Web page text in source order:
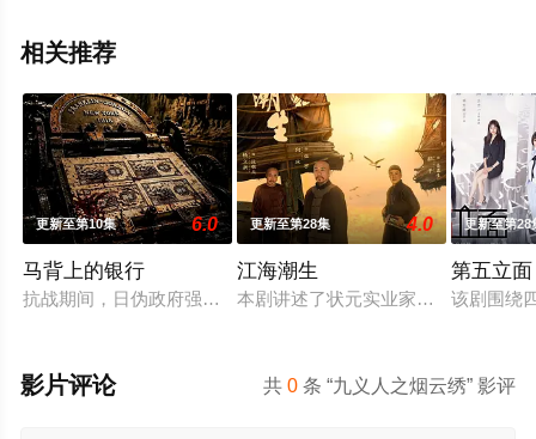
相关推荐
更新至第10集 6.0
马背上的银行
抗战期间，日伪政府强行推广、使用由“中国准备银行”发行的伪
更新至第28集 4.0
江海潮生
本剧讲述了状元实业家张謇创办大生
更新至第28
第五立面
该剧围绕
共0 条 “九义人之烟云绣” 影评
影片评论